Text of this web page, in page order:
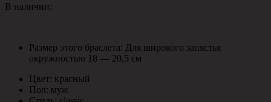
В наличии:
Размер этого браслета: Для широкого запястья
окружностью 18 — 20,5 см
Цвет: красный
Пол: муж